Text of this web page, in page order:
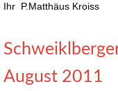
Ihr P.Matthäus Kroiss
August 2011